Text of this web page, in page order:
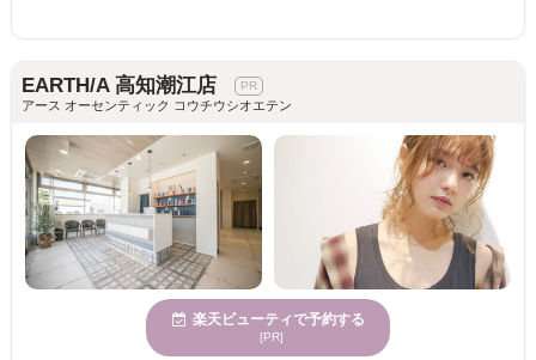
EARTH/A 高知潮江店
アース オーセンティック コウチウシオエテン
楽天ビューティで予約する
[PR]